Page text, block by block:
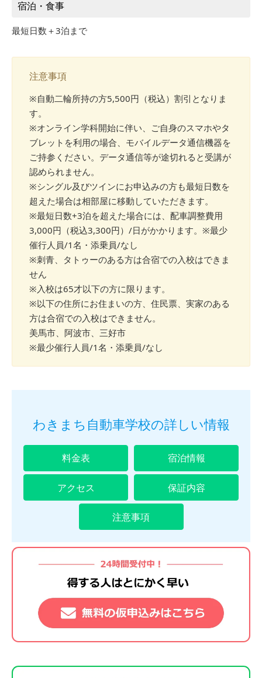
宿泊・食事
最短日数＋3泊まで
注意事項
※自動二輪所持の方5,500円（税込）割引となりま
す。
※オンライン学科開始に伴い、ご自身のスマホやタ
ブレットを利用の場合、モバイルデータ通信機器を
ご持参ください。データ通信等が途切れると受講が
認められません。
※シングル及びツインにお申込みの方も最短日数を
超えた場合は相部屋に移動していただきます。
※最短日数+3泊を超えた場合には、配車調整費用
3,000円（税込3,300円）/日がかかります。※最少
催行人員/1名・添乗員/なし
※刺青、タトゥーのある方は合宿での入校はできま
せん
※入校は65才以下の方に限ります。
※以下の住所にお住まいの方、住民票、実家のある
方は合宿での入校はできません。
美馬市、阿波市、三好市
※最少催行人員/1名・添乗員/なし
わきまち自動車学校の詳しい情報
料金表 宿泊情報
アクセス 保証内容
注意事項